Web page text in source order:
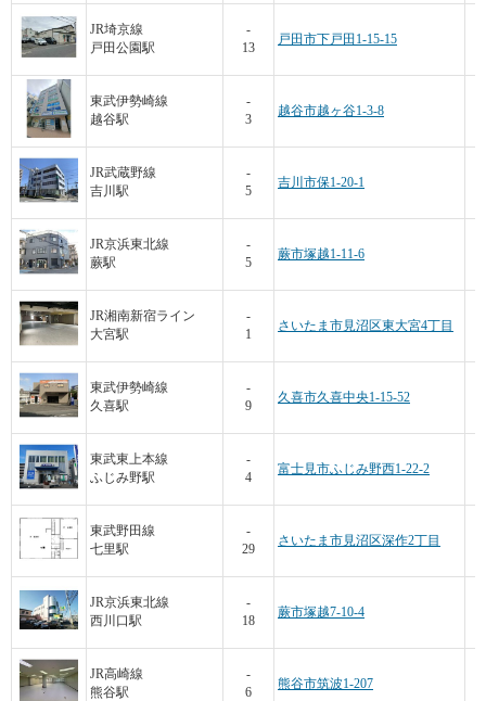
JR埼京線
戸田公園駅
-
13
戸田市下戸田1-15-15
東武伊勢崎線
越谷駅
-
3
越谷市越ヶ谷1-3-8
JR武蔵野線
吉川駅
-
5
吉川市保1-20-1
JR京浜東北線
蕨駅
-
5
蕨市塚越1-11-6
JR湘南新宿ライン
大宮駅
-
1
さいたま市見沼区東大宮4丁目
東武伊勢崎線
久喜駅
-
9
久喜市久喜中央1-15-52
東武東上本線
ふじみ野駅
-
4
富士見市ふじみ野西1-22-2
東武野田線
七里駅
-
29
さいたま市見沼区深作2丁目
JR京浜東北線
西川口駅
-
18
蕨市塚越7-10-4
JR高崎線
熊谷駅
-
6
熊谷市筑波1-207